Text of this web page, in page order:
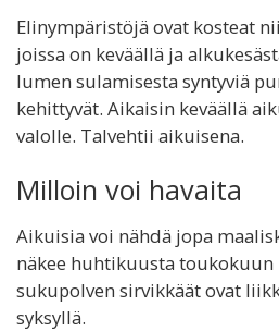
Elinympäristöjä ovat kosteat
joissa on keväällä ja
lumen sulamisesta syntyviä
kehittyvät. Aikaisin keväällä
valolle. Talvehtii aikuisena.
Milloin voi havaita
Aikuisia voi nähdä jopa
näkee huhtikuusta
sukupolven sirvikkäät ovat
syksyllä.